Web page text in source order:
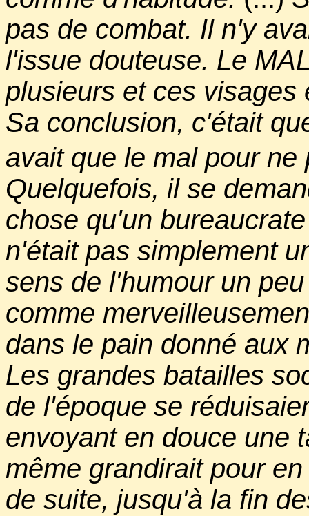
pas de combat. Il n'y
l'issue douteuse. Le
plusieurs et ces
Sa conclusion, c'était
avait que le mal pour ne
Quelquefois, il se
chose qu'un
n'était pas simplement
sens de l'humour un
comme
dans le pain donné aux
Les grandes batailles
de l'époque se
envoyant en douce une
même grandirait pour
de suite, jusqu'à la fin